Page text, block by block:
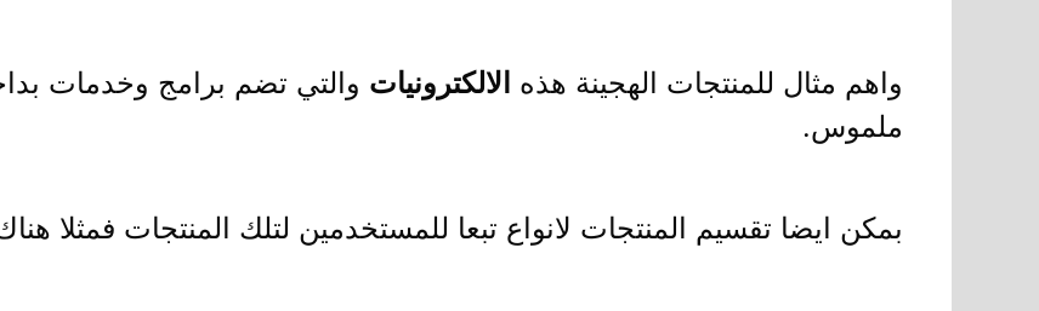
واهم مثال للمنتجات الهجينة هذه الالكترونيات والتي تضم برامج وخدمات
ملموس.
بمكن ايضا تقسيم المنتجات لانواع تبعا للمستخدمين لتلك المنتجات فمثلا